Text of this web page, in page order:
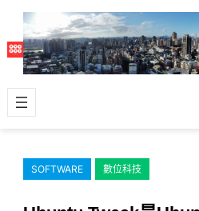
主
容
SOFTWARE 數位科技